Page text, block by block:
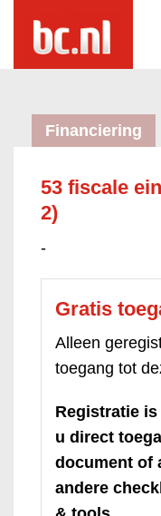
Financiering
53 fiscale
2)
-
Gratis
Alleen
toegang tot
Registratie
u direct
document of
andere